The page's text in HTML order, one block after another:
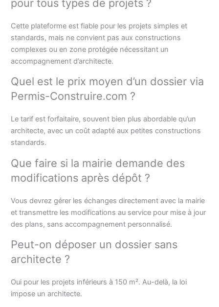
pour tous types de projets ?
Cette plateforme est fiable pour les projets simples et
standards, mais ne convient pas aux constructions
complexes ou en zone protégée nécessitant un
accompagnement d’architecte.
Quel est le prix moyen d’un dossier via
Permis-Construire.com ?
Le tarif est forfaitaire, souvent bien plus abordable qu’un
architecte, avec un coût adapté aux petites constructions
standards.
Que faire si la mairie demande des
modifications après dépôt ?
Vous devrez gérer les échanges directement avec la mairie
et transmettre les modifications au service pour mise à jour
des plans, sans accompagnement personnalisé.
Peut-on déposer un dossier sans
architecte ?
Oui pour les projets inférieurs à 150 m². Au-delà, la loi
impose un architecte.